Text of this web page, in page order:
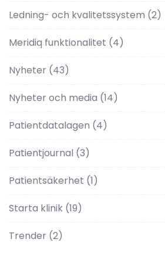
Ledning- och kvalitetssystem (2)
Meridiq funktionalitet (4)
Nyheter (43)
Nyheter och media (14)
Patientdatalagen (4)
Patientjournal (3)
Patientsäkerhet (1)
Starta klinik (19)
Trender (2)